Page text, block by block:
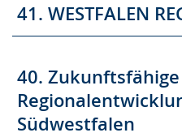
41. WESTFALEN
40. Zukunftsfähige
Südwestfalen